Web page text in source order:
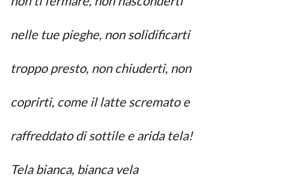
nelle tue pieghe, non solidificarti
troppo presto, non chiuderti, non
coprirti, come il latte scremato e
raffreddato di sottile e arida tela!
Tela bianca, bianca vela